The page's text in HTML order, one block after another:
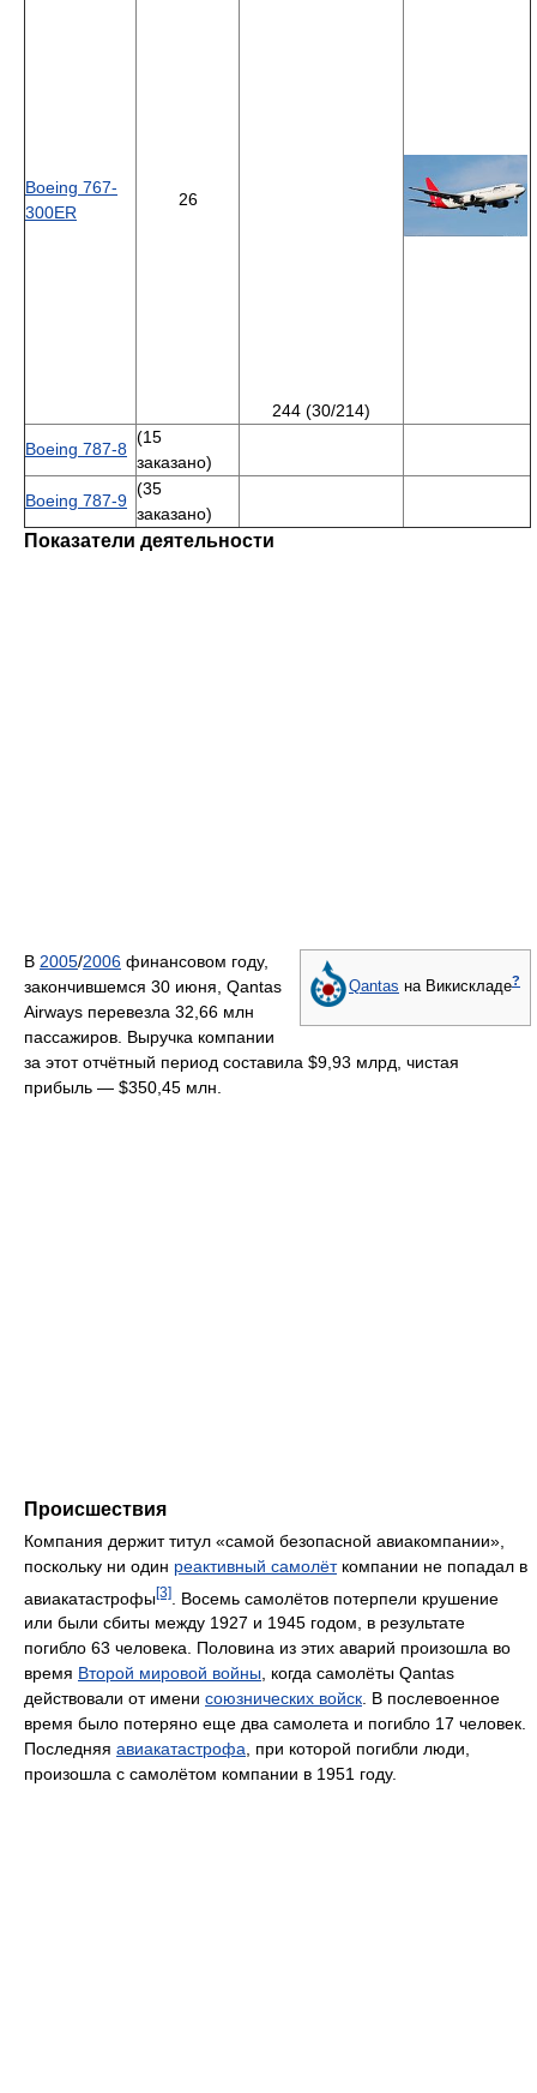
Boeing 767-
300ER
26
244 (30/214)
Boeing 787-8
(15
заказано)
Boeing 787-9
(35
заказано)
Показатели деятельности
Qantas на Викискладе?
В 2005/2006 финансовом году,
закончившемся 30 июня, Qantas
Airways перевезла 32,66 млн
пассажиров. Выручка компании
за этот отчётный период составила $9,93 млрд, чистая
прибыль — $350,45 млн.
Происшествия
Компания держит титул «самой безопасной авиакомпании»,
поскольку ни один реактивный самолёткомпании не попадал в
авиакатастрофы[3]
. Восемь самолётов потерпели крушение
или были сбиты между 1927 и 1945 годом, в результате
погибло 63 человека. Половина из этих аварий произошла во
время Второй мировой войны, когда самолёты Qantas
действовали от имени союзнических войск. В послевоенное
время было потеряно еще два самолета и погибло 17 человек.
Последняя авиакатастрофа, при которой погибли люди,
произошла с самолётом компании в 1951 году.